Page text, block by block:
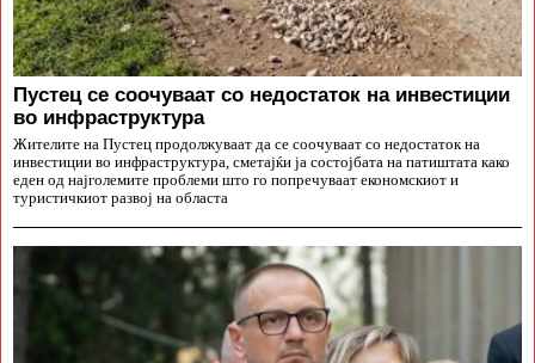
Пустец се соочуваат со недостаток на инвестиции
во инфраструктура
Жителите на Пустец продолжуваат да се соочуваат со недостаток на
инвестиции во инфраструктура, сметајќи ја состојбата на патиштата како
еден од најголемите проблеми што го попречуваат економскиот и
туристичкиот развој на областа